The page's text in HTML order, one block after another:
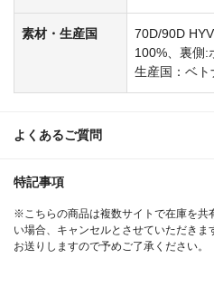
素材・生産国
70D/90D
100%、裏側:
生産国：ベト
よくあるご質問
特記事項
※こちらの商品は複数サイトで在庫を共
い場合、キャンセルとさせていただき
お送りしますので予めご了承ください。